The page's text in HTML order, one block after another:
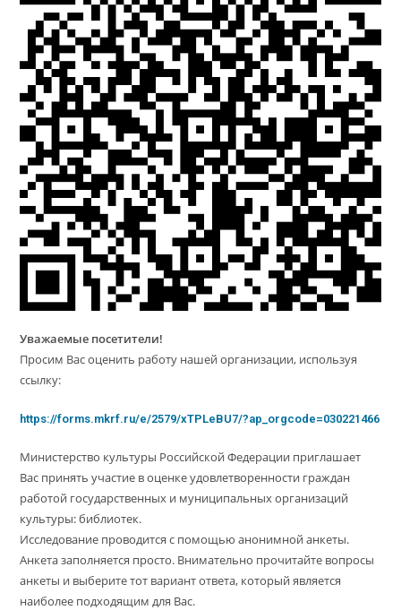
Уважаемые посетители!
Просим Вас оценить работу нашей организации, используя
ссылку:
https://forms.mkrf.ru/e/2579/xTPLeBU7/?ap_orgcode=030221466
Министерство культуры Российской Федерации приглашает
Вас принять участие в оценке удовлетворенности граждан
работой государственных и муниципальных организаций
культуры: библиотек.
Исследование проводится с помощью анонимной анкеты.
Анкета заполняется просто. Внимательно прочитайте вопросы
анкеты и выберите тот вариант ответа, который является
наиболее подходящим для Вас.